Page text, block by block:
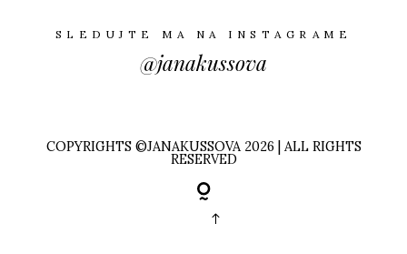
SLEDUJTE MA NA INSTAGRAME
@janakussova
COPYRIGHTS ©JANAKUSSOVA 2026 | ALL RIGHTS
RESERVED